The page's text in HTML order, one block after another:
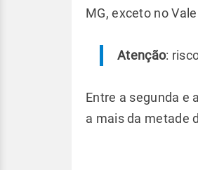
MG, exceto no
Atenção:
Entre a segunda e
a mais da metade